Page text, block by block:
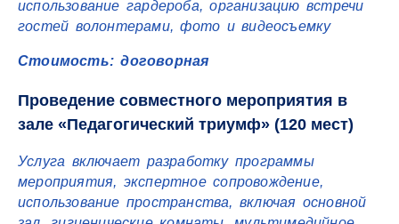
использование гардероба, организацию встречи
гостей волонтерами, фото и видеосъемку
Стоимость: договорная
Проведение совместного мероприятия в
зале «Педагогический триумф» (120 мест)
Услуга включает разработку программы
мероприятия, экспертное сопровождение,
использование пространства, включая основной